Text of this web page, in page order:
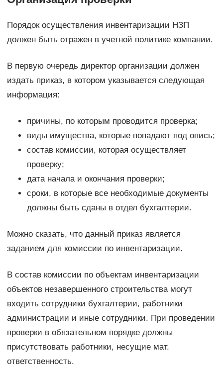
Порядок осуществления инвентаризации НЗП
должен быть отражен в учетной политике компании.
В первую очередь директор организации должен
издать приказ, в котором указывается следующая
информация:
причины, по которым проводится проверка;
виды имущества, которые попадают под опись;
состав комиссии, которая осуществляет
проверку;
дата начала и окончания проверки;
сроки, в которые все необходимые документы
должны быть сданы в отдел бухгалтерии.
Можно сказать, что данный приказ является
заданием для комиссии по инвентаризации.
В состав комиссии по объектам инвентаризации
объектов незавершенного строительства могут
входить сотрудники бухгалтерии, работники
администрации и иные сотрудники. При проведении
проверки в обязательном порядке должны
присутствовать работники, несущие мат.
ответственность.